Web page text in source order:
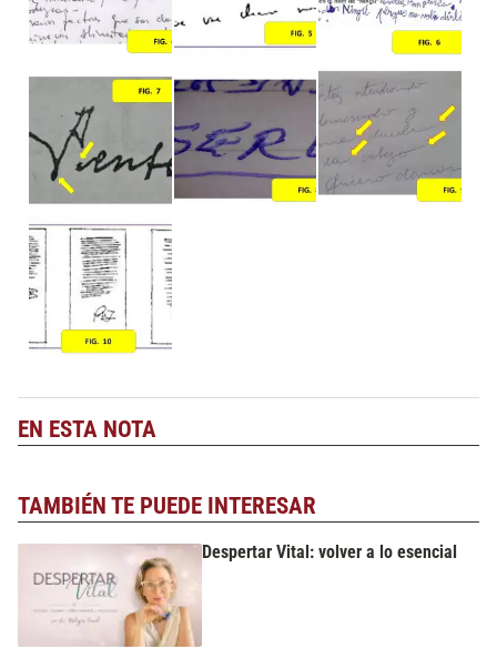
EN ESTA NOTA
TAMBIÉN TE PUEDE INTERESAR
Despertar Vital: volver a lo esencial